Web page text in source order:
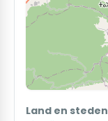
Land en steden